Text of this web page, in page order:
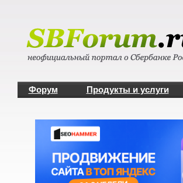
Форум Продукты и услуги